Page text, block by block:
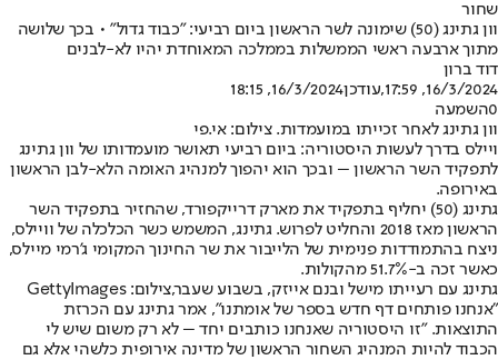
שחור
וון גתינג (50) שימונה לשר הראשון ביום רביעי: "כבוד גדול" • בכך שלושה
מתוך ארבעה ראשי הממשלות בממלכה המאוחדת יהיו לא-לבנים
דוד ברון
16/3/2024, 17:59
,עודכן16/3/2024, 18:15
0השמעה
וון גתינג לאחר זכייתו במועמדות. צילום: אי.פי
ויילס בדרך לעשות היסטוריה: ביום רביעי תאושר מועמדותו של וון גתינג
לתפקיד השר הראשון – ובכך הוא יהפוך למנהיג האומה הלא-לבן הראשון
באירופה.
גתינג (50) יחליף בתפקיד את מארק דרייקפורד, שהחזיר בתפקיד השר
הראשון מאז 2018 והחליט לפרוש. גתינג, המשמש כשר הכלכלה של וויילס,
ניצח בהתמודדות פנימית של הלייבור את שר החינוך המקומי ג'רמי מיילס,
כאשר זכה ב-51.7% מהקולות.
גתינג עם רעייתו מישל ובנם אייזק, בשבוע שעבר,צילום: GettyImages
"אנחנו פותחים דף חדש בספר של אומתנו", אמר גתינג עם הכרזת
התוצאות. "זו היסטוריה שאנחנו כותבים יחד – לא רק משום שיש לי
הכבוד להיות המנהיג השחור הראשון של מדינה אירופית כלשהי אלא גם